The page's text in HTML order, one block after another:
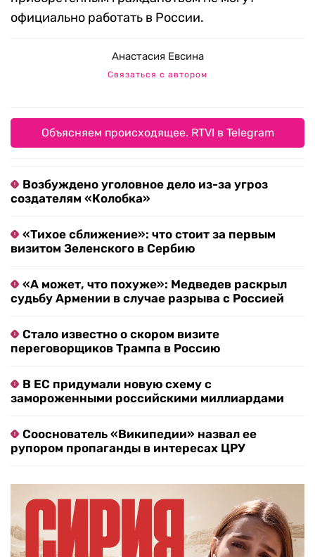
официально работать в России.
Анастасия Евсина
Связаться с автором
Объясняем происходящее. RTVI в Telegram
Возбуждено уголовное дело из-за угроз
создателям «Колобка»
«Тихое сближение»: что стоит за первым
визитом Зеленского в Сербию
«А может, что похуже»: Медведев раскрыл
судьбу Армении в случае разрыва с Россией
Стало известно о скором визите
переговорщиков Трампа в Россию
В ЕС придумали новую схему с
замороженными российскими миллиардами
Сооснователь «Википедии» назвал ее
рупором пропаганды в интересах ЦРУ